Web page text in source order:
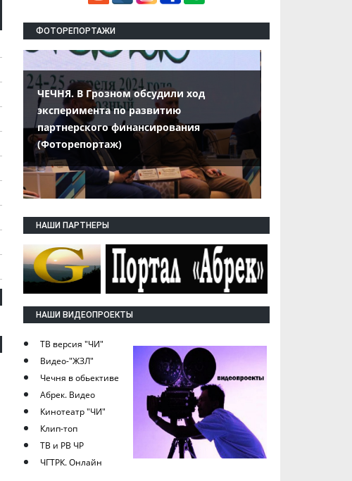
ФОТОРЕПОРТАЖИ
ЧЕЧНЯ. В Грозном обсудили ход
эксперимента по развитию
партнерского финансирования
(Фоторепортаж)
НАШИ ПАРТНЕРЫ
НАШИ ВИДЕОПРОЕКТЫ
ТВ версия "ЧИ"
Видео-"ЖЗЛ"
Чечня в обьективе
Абрек. Видео
Кинотеатр "ЧИ"
Клип-топ
ТВ и РВ ЧР
ЧГТРК. Онлайн